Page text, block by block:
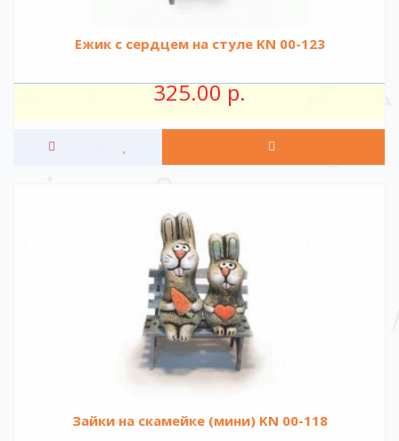
Ежик с сердцем на стуле KN 00-123
325.00 р.
Зайки на скамейке (мини) KN 00-118